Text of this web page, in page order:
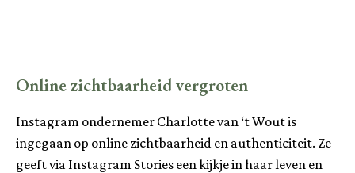
Online zichtbaarheid vergroten
Instagram ondernemer Charlotte van ‘t Wout is
ingegaan op online zichtbaarheid en authenticiteit. Ze
geeft via Instagram Stories een kijkje in haar leven en